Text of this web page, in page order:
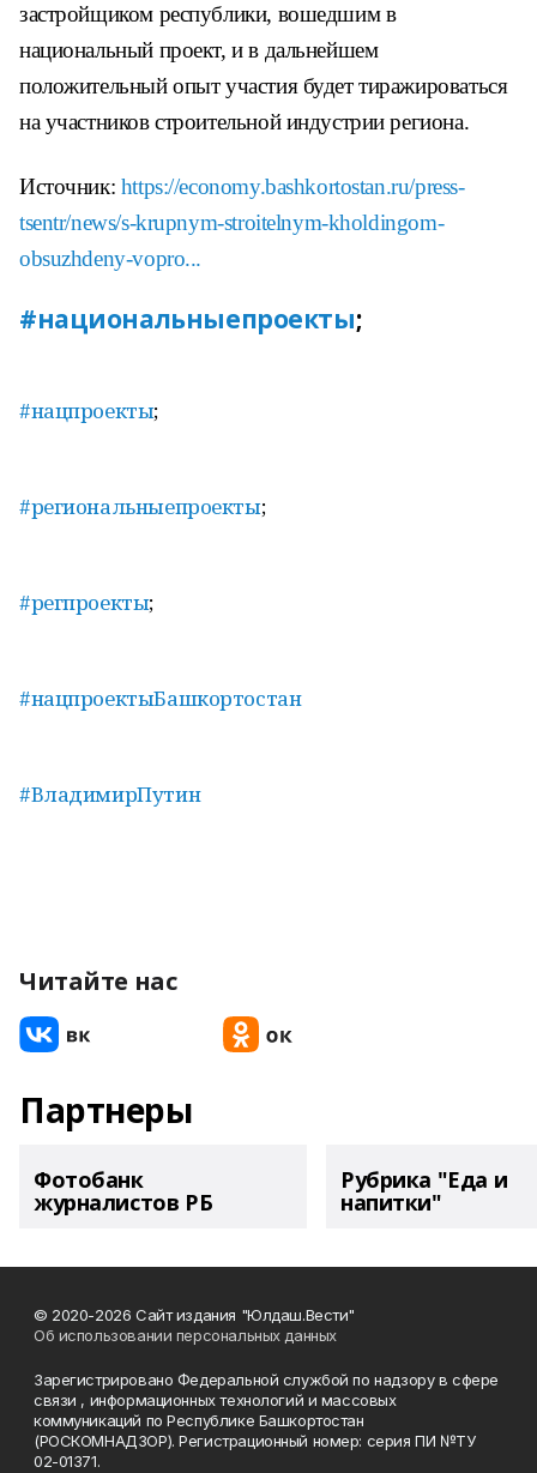
застройщиком республики, вошедшим в
национальный проект, и в дальнейшем
положительный опыт участия будет тиражироваться
на участников строительной индустрии региона.
Источник: https://economy.bashkortostan.ru/press-
tsentr/news/s-krupnym-stroitelnym-kholdingom-
obsuzhdeny-vopro...
#национальныепроекты;
#нацпроекты;
#региональныепроекты;
#регпроекты;
#нацпроектыБашкортостан
#ВладимирПутин
Читайте нас
Партнеры
Фотобанк
журналистов РБ
Рубрика "Еда и
напитки"
© 2020-2026 Сайт издания "Юлдаш.Вести"
Об использовании персональных данных
Зарегистрировано Федеральной службой по надзору в сфере
связи , информационных технологий и массовых
коммуникаций по Республике Башкортостан
(РОСКОМНАДЗОР). Регистрационный номер: серия ПИ №ТУ
02-01371.